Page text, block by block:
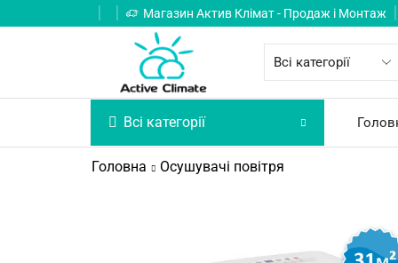
Магазин Актив Клімат - Продаж і Монтаж
Всі категорії
Головна Осушувачі повітря